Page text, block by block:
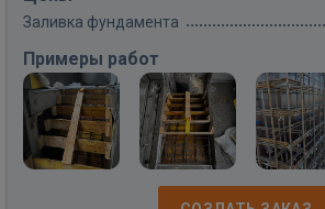
Заливка фундамента
Примеры работ